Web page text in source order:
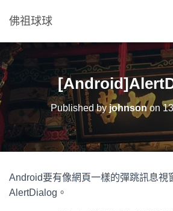
佛祖球球
Published by johnsonon
Android要有像網頁一樣的彈跳訊息視
AlertDialog。